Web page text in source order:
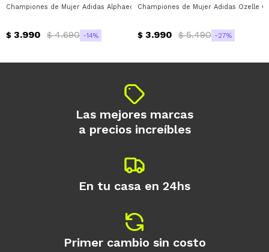
Championes de Mujer Adidas Alphaedge Adidas - Negro - Gris - Rojo
$ 3.990 $ 4.690 14
Championes de Mujer Adidas Ozelle
$ 3.990 $ 5.490 27
Las mejores marcas
a precios increíbles
En tu casa en 24hs
Primer cambio sin costo
Día Mes Año
Continuar